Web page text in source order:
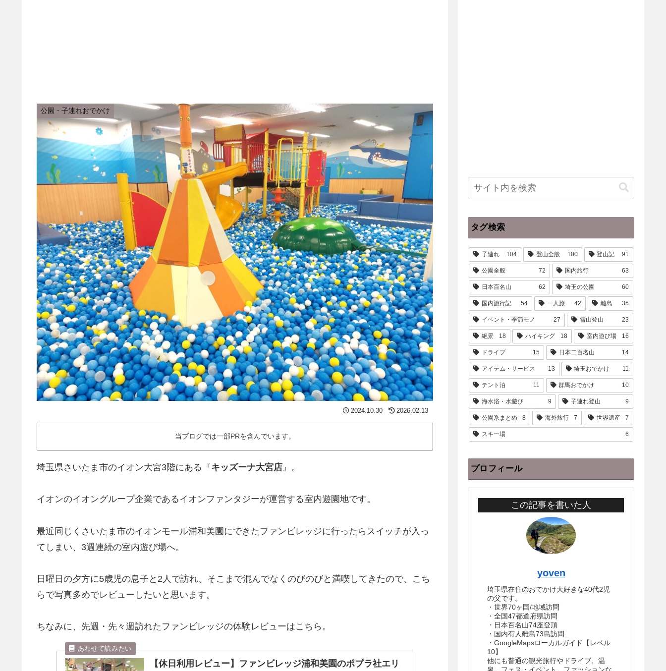
公園・子連れおでかけ
2024.10.30 2026.02.13
当ブログでは一部PRを含んでいます。
埼玉県さいたま市のイオン大宮3階にある『キッズーナ大宮店 』。
イオンのイオングループ企業であるイオンファンタジーが運営する室内遊園地です。
最近同じくさいたま市のイオンモール浦和美園にできたファンビレッジに行ったらスイッチが入っ
てしまい、3週連続の室内遊び場へ。
日曜日の夕方に5歳児の息子と2人で訪れ、そこまで混んでなくのびのびと満喫してきたので、こち
らで写真多めでレビューしたいと思います。
ちなみに、先週・先々週訪れたファンビレッジの体験レビューはこちら。
【休日利用レビュー】ファンビレッジ浦和美園のポプラ社エリ
タグ検索
子連れ 104 登山全般 100 登山記 91
公園全般 72 国内旅行 63
日本百名山 62 埼玉の公園 60
国内旅行記 54 一人旅 42 離島 35
イベント・季節モノ 27 雪山登山 23
絶景 18 ハイキング 18 室内遊び場 16
ドライブ 15 日本二百名山 14
アイテム・サービス 13 埼玉おでかけ 11
テント泊 11 群馬おでかけ 10
海水浴・水遊び 9 子連れ登山 9
公園系まとめ 8 海外旅行 7 世界遺産 7
スキー場 6
プロフィール
この記事を書いた人
yoven
埼玉県在住のおでかけ大好きな40代2児
の父です。
・世界70ヶ国/地域訪問
・全国47都道府県訪問
・日本百名山74座登頂
・国内有人離島73島訪問
・GoogleMapsローカルガイド【レベル
10】
他にも普通の観光旅行やドライブ、温